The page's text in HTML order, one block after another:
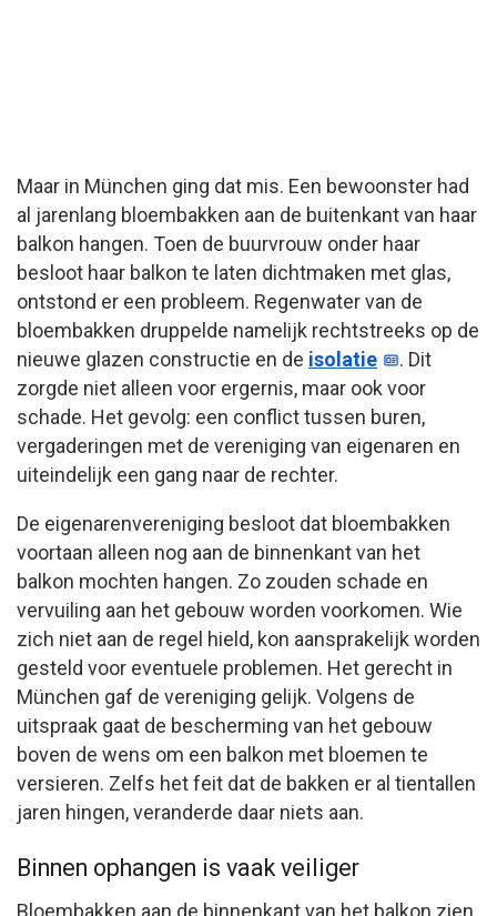
Maar in München ging dat mis. Een bewoonster had
al jarenlang bloembakken aan de buitenkant van haar
balkon hangen. Toen de buurvrouw onder haar
besloot haar balkon te laten dichtmaken met glas,
ontstond er een probleem. Regenwater van de
bloembakken druppelde namelijk rechtstreeks op de
nieuwe glazen constructie en de isolatie
. Dit
zorgde niet alleen voor ergernis, maar ook voor
schade. Het gevolg: een conflict tussen buren,
vergaderingen met de vereniging van eigenaren en
uiteindelijk een gang naar de rechter.
De eigenarenvereniging besloot dat bloembakken
voortaan alleen nog aan de binnenkant van het
balkon mochten hangen. Zo zouden schade en
vervuiling aan het gebouw worden voorkomen. Wie
zich niet aan de regel hield, kon aansprakelijk worden
gesteld voor eventuele problemen. Het gerecht in
München gaf de vereniging gelijk. Volgens de
uitspraak gaat de bescherming van het gebouw
boven de wens om een balkon met bloemen te
versieren. Zelfs het feit dat de bakken er al tientallen
jaren hingen, veranderde daar niets aan.
Binnen ophangen is vaak veiliger
Bloembakken aan de binnenkant van het balkon zien